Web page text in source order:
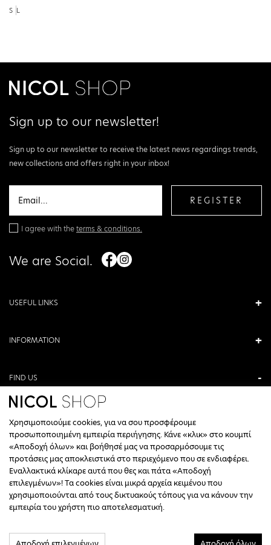
S L
Sign up to our newsletter!
Sign up to our newsletter to receive the latest news regardings trends,
new collections and offers right in your inbox!
REGISTER
I agree with theterms & conditions.
We are Social.
USEFUL LINKS
INFORMATION
FIND US
ANTONIOU KAMARA 3, VERIA, GREECE
+30 23310 76336
CALL CENTER HOURS
ΔΕΥΤΕΡΑ, ΤΕΤΑΡΤΗ: 09:00 - 14:30
ΤΡΙΤΗ, ΠΕΜΠΤΗ, ΠΑΡΑΣΚΕΥΗ: 09:30 - 14:00 & 17:30 - 21:00
ΣΑΒΒΑΤΟ: 09:30 - 14:30
Χρησιμοποιούμε cookies, για να σου προσφέρουμε
προσωποποιημένη εμπειρία περιήγησης. Κάνε «κλικ» στο κουμπί
«Αποδοχή όλων» και βοήθησέ μας να προσαρμόσουμε τις
προτάσεις μας αποκλειστικά στο περιεχόμενο που σε ενδιαφέρει.
Εναλλακτικά κλίκαρε αυτά που θες και πάτα «Αποδοχή
επιλεγμένων»! Τα cookies είναι μικρά αρχεία κειμένου που
χρησιμοποιούνται από τους δικτυακούς τόπους για να κάνουν την
εμπειρία του χρήστη πιο αποτελεσματική.